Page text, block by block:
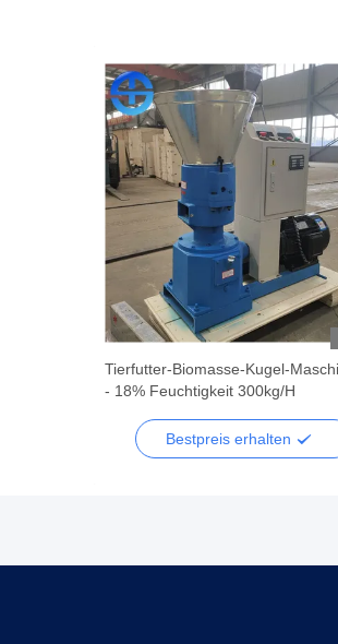
Tierfutter-Biomasse-Kugel-
- 18% Feuchtigkeit 300kg/H
Bestpreis erhalten